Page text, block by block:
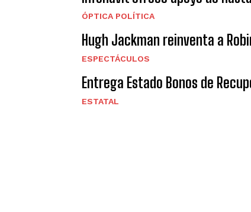
ÓPTICA POLÍTICA
Hugh Jackman reinventa a
ESPECTÁCULOS
Entrega Estado Bonos de
ESTATAL